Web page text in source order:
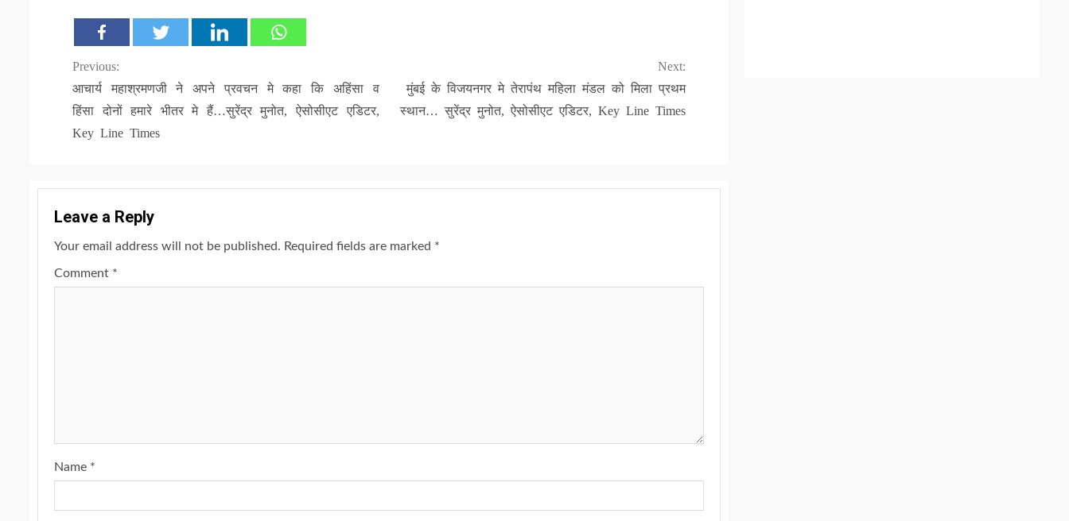
Continue
Reading
Previous:
आचार्य महाश्रमणजी ने अपने प्रवचन मे कहा कि अहिंसा व
हिंसा दोनों हमारे भीतर मे हैं…सुरेंद्र मुनोत, ऐसोसीएट एडिटर,
Key Line Times
Next:
मुंबई के विजयनगर मे तेरापंथ महिला मंडल को मिला प्रथम
स्थान… सुरेंद्र मुनोत, ऐसोसीएट एडिटर, Key Line Times
Leave a Reply
Your email address will not be published. Required fields are marked *
Comment *
Name *